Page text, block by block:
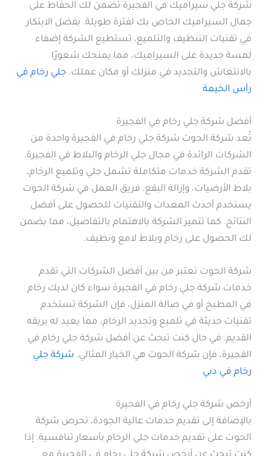
شركة جلي سيراميك في الفجيرة تضمن لك الحفاظ على
جمال السيراميك الخاص بك لفترة طويلة. بفضل الابتكار
في تقنيات التنظيف والتلميع، تستطيع الشركة إضفاء
لمسة جديدة على السيراميك، مما يمنحك شعورًا
بالانتعاش والتجديد في منزلك أو مكان عملك.جلي رخام في
رأس الخيمة
أفضل شركة جلي رخام في الفجيرة
تُعد شركة الحوت شركة جلي رخام في الفجيرة واحدة من
الشركات الرائدة في مجال جلي الرخام والبلاط في الفجيرة.
تقدم الشركة خدمات متكاملة تشمل جلي وتلميع الرخام،
بلاط الأرضيات، وإزالة البقع. فريق العمل في شركة الحوت
يستخدم أحدث المعدات والتقنيات للحصول على أفضل
النتائج. كما تتميز الشركة بالاهتمام بالتفاصيل، مما يضمن
لك الحصول على رخام وبلاط لامع ونظيف.
شركة الحوت تعتبر من بين أفضل الشركات التي تقدم
خدمات شركة جلي رخام في الفجيرة سواء كان لديك رخام
في المطبخ أو في صالة المنزل، فإن الشركة تستخدم
تقنيات حديثة في تلميع وتجديد الرخام، مما يعيد له بريقه
القديم. في حال كنت تبحث عن أفضل شركة جلي رخام في
الفجيرة، فإن شركة الحوت هي الخيار المثالي. شركة جلي
رخام في دبي
أرخص شركة جلي رخام في الفجيرة
بالإضافة إلى تقديم خدمات عالية الجودة، تحرص شركة
الحوت على تقديم خدمات جلي الرخام بأسعار تنافسية. إذا